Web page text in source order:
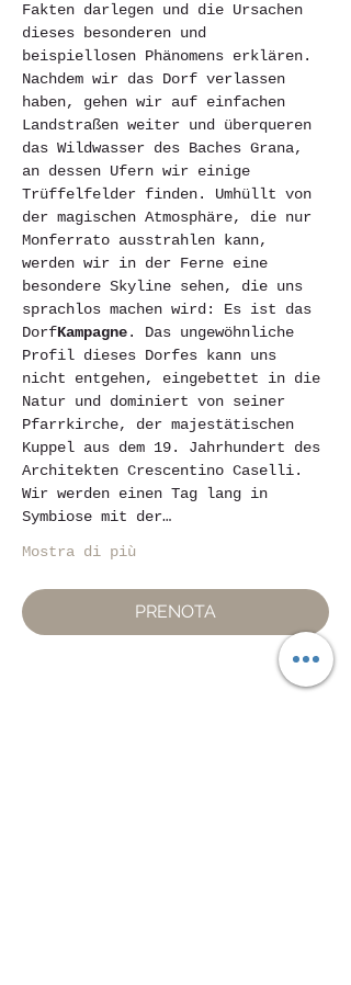
Fakten darlegen und die Ursachen
dieses besonderen und
beispiellosen Phänomens erklären.
Nachdem wir das Dorf verlassen
haben, gehen wir auf einfachen
Landstraßen weiter und überqueren
das Wildwasser des Baches Grana,
an dessen Ufern wir einige
Trüffelfelder finden. Umhüllt von
der magischen Atmosphäre, die nur
Monferrato ausstrahlen kann,
werden wir in der Ferne eine
besondere Skyline sehen, die uns
sprachlos machen wird: Es ist das
DorfKampagne. Das ungewöhnliche
Profil dieses Dorfes kann uns
nicht entgehen, eingebettet in die
Natur und dominiert von seiner
Pfarrkirche, der majestätischen
Kuppel aus dem 19. Jahrhundert des
Architekten Crescentino Caselli.
Wir werden einen Tag lang in
Symbiose mit der…
Mostra di più
PRENOTA